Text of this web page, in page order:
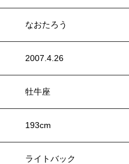
なおたろう
2007.4.26
牡牛座
193cm
ライトバック